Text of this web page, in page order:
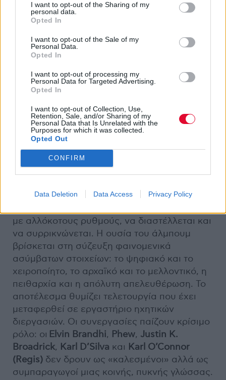
I want to opt-out of the Sharing of my
personal data.
Opted In
I want to opt-out of the Sale of my
Personal Data.
Opted In
I want to opt-out of processing my
Personal Data for Targeted Advertising.
Opted In
I want to opt-out of Collection, Use,
Retention, Sale, and/or Sharing of my
Personal Data that Is Unrelated with the
Purposes for which it was collected.
Opted Out
CONFIRM
Data Deletion Data Access Privacy Policy
Clear Vortex Chamber
Alexander
Tuckerεπαναπροσδιορίζει το
πρότζεκτ Microcorps
σύγκλισης όπου ήχοι ηλεκτρονικοί και
ακουστικοί διαπλέκονται για να χαράξουν
ένα ενδιάμεσο πεδίο όπου η τελετουργική
διάθεση συναντά το σύγχρονο πειραματισμό.
Ο Tucker χρησιμοποιεί δικά του bass και cello
layers σαν υλικό προς διάλυση και
ρυθμικό σύμπλεγμα, όπου τίποτα δεν είναι
με αλλόκοτους ρυθμούς, να διαστέλλεται και
να συρρικνώνεται. Η ουσία του άλμπουμ
βρίσκεται στη σύζευξη φαινομενικά
ασύμβατων στοιχείων: το ψηφιακό και το
χειροποίητο, το αρχαϊκό και το μελλοντικό, η
πειθαρχία και η απόλυτη απελευθέρωση. Το
αποτέλεσμα θυμίζει τελετουργία που έχει
μεταφερθεί σε εργαστήριο ηχητικών
διεργασιών. Οι συνεργασίες παίζουν κρίσιμο
ρόλο: οι Elvin Brandhi, Phew, Justin K.
Broadrick, Karl D’Silva και Karl O’Connor
(Regis) δεν δρουν ως «καλεσμένοι» αλλά ως
συμπαραγωγοί μιας κοινής, πυκνής γλώσσας.